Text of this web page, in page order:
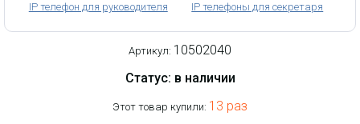
IP телефон для руководителя
IP телефоны для секретаря
Артикул: 10502040
Статус: в наличии
Этот товар купили: 13 раз